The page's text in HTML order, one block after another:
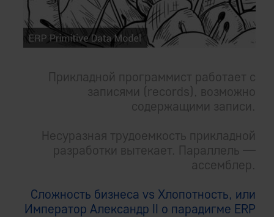
Прикладной программист работает с
записями (records), возможно
содержащими записи.
Несуразная трудоемкость прикладной
разработки вытекает. Параллель —
ассемблер.
Сложность бизнеса vs Хлопотность, или
Император Александр II о парадигме ERP